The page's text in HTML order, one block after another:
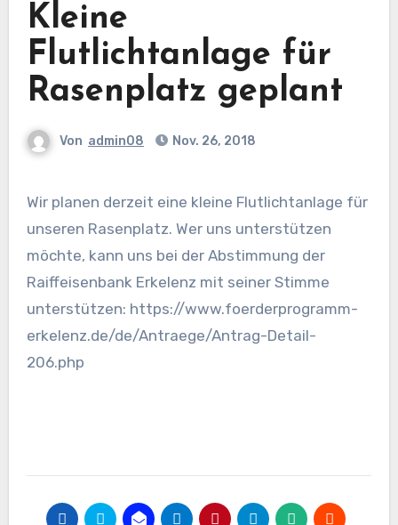
Kleine
Flutlichtanlage für
Rasenplatz geplant
Von admin08 Nov. 26, 2018
Wir planen derzeit eine kleine Flutlichtanlage für
unseren Rasenplatz. Wer uns unterstützen
möchte, kann uns bei der Abstimmung der
Raiffeisenbank Erkelenz mit seiner Stimme
unterstützen: https://www.foerderprogramm-
erkelenz.de/de/Antraege/Antrag-Detail-
206.php